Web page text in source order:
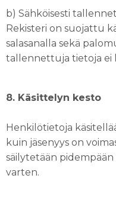
b) Sähköisesti
Rekisteri on suojattu
salasanalla sekä
tallennettuja tietoja ei
8. Käsittelyn kesto
Henkilötietoja
kuin jäsenyys on
säilytetään
varten.